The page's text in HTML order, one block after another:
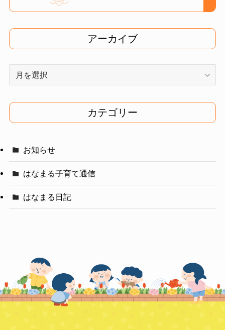
アーカイブ
イ
ブ
カテゴリー
お知らせ
はなまる子育て通信
はなまる日記